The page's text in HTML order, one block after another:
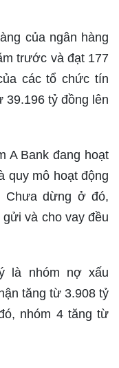
của ngân hàng
trước và đạt 177
các tổ chức tín
39.196 tỷ đồng lên
A Bank đang hoạt
quy mô hoạt động
Chưa dừng ở đó,
và cho vay đều
là nhóm nợ xấu
tăng từ 3.908 tỷ
nhóm 4 tăng từ